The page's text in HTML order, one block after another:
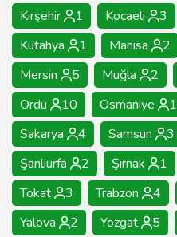
Kırşehir
1 Kocaeli 3
Kütahya
1 Manisa 2
Mersin
5 Muğla 2
Ordu
10 Osmaniye 1
Sakarya
4 Samsun 3
Şanlıurfa
2 Şırnak 1
Tokat
3 Trabzon 4
Yalova
2 Yozgat 5